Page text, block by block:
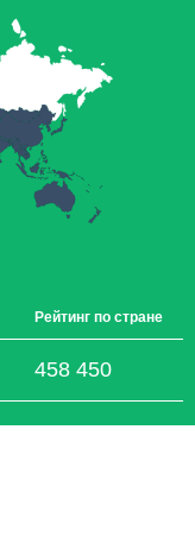
Рейтинг по стране
458 450